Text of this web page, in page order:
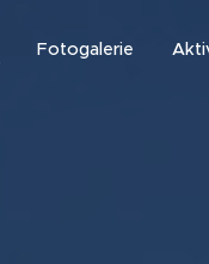
Fotogalerie